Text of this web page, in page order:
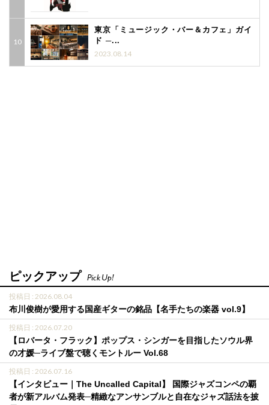
東京「ミュージック・バー＆カフェ」ガイ
ド ─...
2023.08.14
ピックアップ Pick Up!
投稿日 : 2026.08.04
布川俊樹が愛用する国産ギターの銘品【名手たちの楽器 vol.9】
投稿日 : 2026.07.20
【ロバータ・フラック】ポップス・シンガーを目指したソウル界
の才媛─ライブ盤で聴くモントルー Vol.68
投稿日 : 2026.07.16
【インタビュー｜The Uncalled Capital】 国際ジャズコンペの覇
者が新アルバム発表─精緻なアンサンブルと自在なジャズ話法を披